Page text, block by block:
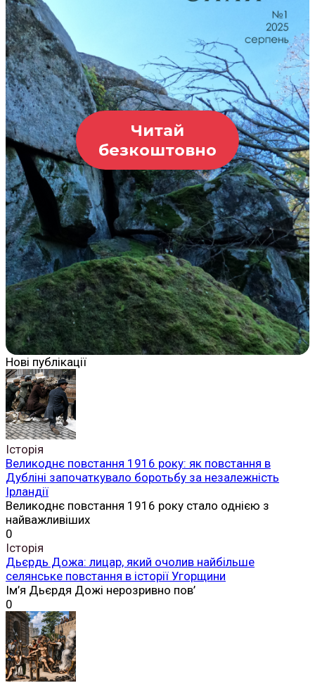
Читай
безкоштовно
Нові публікації
Історія
Великоднє повстання 1916 року: як повстання в
Дубліні започаткувало боротьбу за незалежність
Ірландії
Великоднє повстання 1916 року стало однією з
найважливіших
0
Історія
Дьєрдь Дожа: лицар, який очолив найбільше
селянське повстання в історії Угорщини
Ім’я Дьєрдя Дожі нерозривно пов’
0